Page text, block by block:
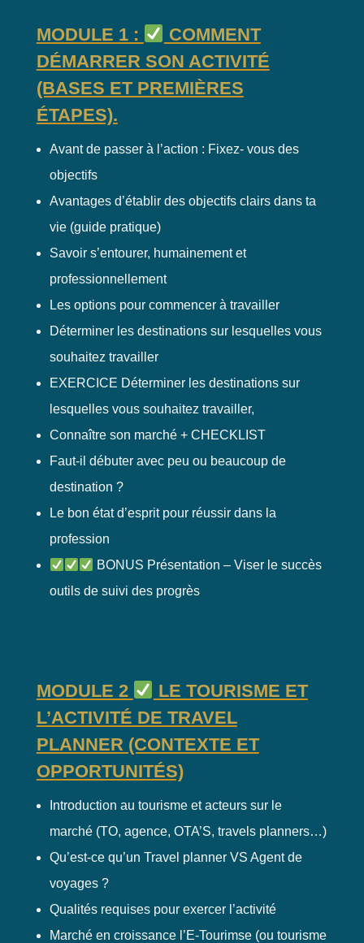
MODULE 1 :
COMMENT
DÉMARRER SON ACTIVITÉ
(BASES ET PREMIÈRES
ÉTAPES).
Avant de passer à l’action : Fixez- vous des
objectifs
Avantages d’établir des objectifs clairs dans ta
vie (guide pratique)
Savoir s’entourer, humainement et
professionnellement
Les options pour commencer à travailler
Déterminer les destinations sur lesquelles vous
souhaitez travailler
EXERCICE Déterminer les destinations sur
lesquelles vous souhaitez travailler,
Connaître son marché + CHECKLIST
Faut-il débuter avec peu ou beaucoup de
destination ?
Le bon état d’esprit pour réussir dans la
profession
BONUS Présentation – Viser le succès
outils de suivi des progrès
MODULE 2
LE TOURISME ET
L’ACTIVITÉ DE TRAVEL
PLANNER (CONTEXTE ET
OPPORTUNITÉS)
Introduction au tourisme et acteurs sur le
marché (TO, agence, OTA’S, travels planners…)
Qu’est-ce qu’un Travel planner VS Agent de
voyages ?
Qualités requises pour exercer l’activité
Marché en croissance l’E-Tourimse (ou tourisme